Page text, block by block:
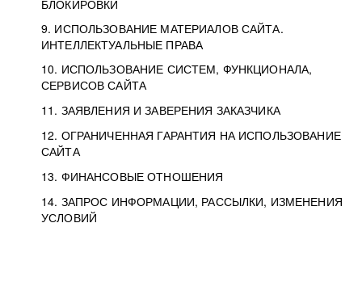
БЛОКИРОВКИ
9. ИСПОЛЬЗОВАНИЕ МАТЕРИАЛОВ САЙТА.
ИНТЕЛЛЕКТУАЛЬНЫЕ ПРАВА
10. ИСПОЛЬЗОВАНИЕ СИСТЕМ, ФУНКЦИОНАЛА,
СЕРВИСОВ САЙТА
11. ЗАЯВЛЕНИЯ И ЗАВЕРЕНИЯ ЗАКАЗЧИКА
12. ОГРАНИЧЕННАЯ ГАРАНТИЯ НА ИСПОЛЬЗОВАНИЕ
САЙТА
13. ФИНАНСОВЫЕ ОТНОШЕНИЯ
14. ЗАПРОС ИНФОРМАЦИИ, РАССЫЛКИ, ИЗМЕНЕНИЯ
УСЛОВИЙ